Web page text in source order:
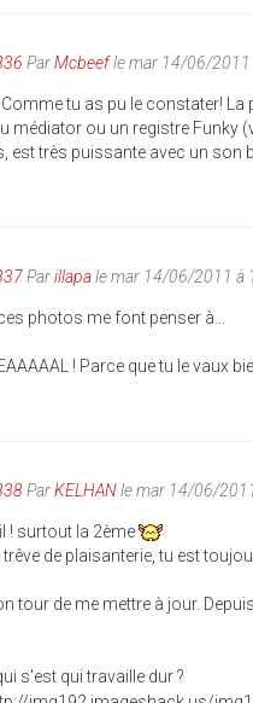
ParMcbeefle mar 14/06/2011
Comme tu as pu le constater!
médiator ou un registre Funky
est très puissante avec un son
Parillapale mar 14/06/2011 à
photos me font penser à...
! Parce que tu le vaux
ParKELHANle mar 14/06/
! surtout la 2ème
trêve de plaisanterie, tu est
tour de me mettre à jour.
s'est qui travaille dur ?